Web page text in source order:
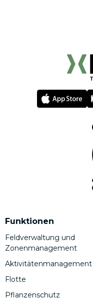
Funktionen
Feldverwaltung und
Zonenmanagement
Aktivitätenmanagement
Flotte
Pflanzenschutz